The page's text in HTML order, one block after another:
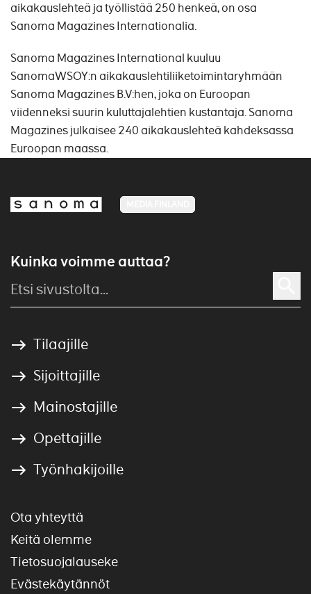
aikakauslehteä ja työllistää 250 henkeä, on osa
Sanoma Magazines Internationalia.
Sanoma Magazines International kuuluu
SanomaWSOY:n aikakauslehtiliiketoimintaryhmään
Sanoma Magazines B.V:hen, joka on Euroopan
viidenneksi suurin kuluttajalehtien kustantaja. Sanoma
Magazines julkaisee 240 aikakauslehteä kahdeksassa
Euroopan maassa.
Kuinka voimme auttaa?
Tilaajille
Sijoittajille
Mainostajille
Opettajille
Työnhakijoille
Ota yhteyttä
Keitä olemme
Tietosuojalauseke
Evästekäytännöt